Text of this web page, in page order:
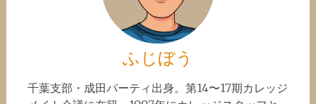
ふじぼう
千葉支部・成田パーティ出身。第14〜17期カレッジ